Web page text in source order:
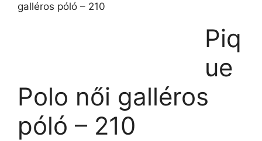
galléros póló – 210
Piq
ue
Polo női galléros
póló – 210